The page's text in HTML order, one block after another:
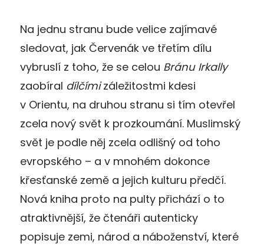
Na jednu stranu bude velice zajímavé
sledovat, jak Červenák ve třetím dílu
vybruslí z toho, že se celou Bránu Irkally
zaobíral dílčímizáležitostmi kdesi
v Orientu, na druhou stranu si tím otevřel
zcela nový svět k prozkoumání. Muslimský
svět je podle něj zcela odlišný od toho
evropského – a v mnohém dokonce
křesťanské země a jejich kulturu předčí.
Nová kniha proto na pulty přichází o to
atraktivnější, že čtenáři autenticky
popisuje zemi, národ a náboženství, které